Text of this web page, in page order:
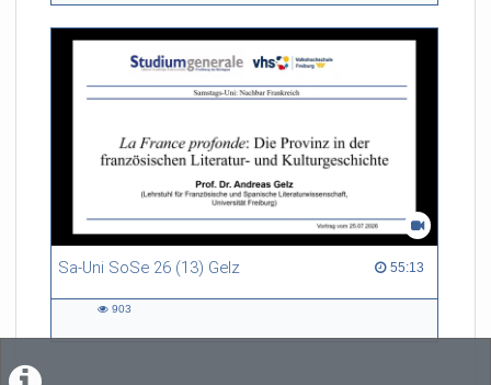
Sa-Uni SoSe 26 (13) Gelz 55:13
55:13 duration
903